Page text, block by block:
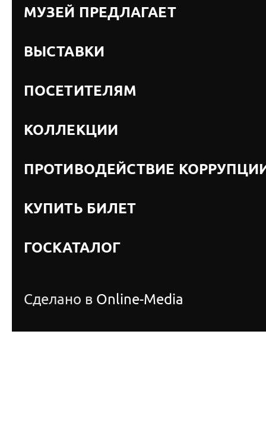
МУЗЕЙ ПРЕДЛАГАЕТ
ВЫСТАВКИ
ПОСЕТИТЕЛЯМ
КОЛЛЕКЦИИ
ПРОТИВОДЕЙСТВИЕ
КУПИТЬ БИЛЕТ
ГОСКАТАЛОГ
Сделано в Online-Media